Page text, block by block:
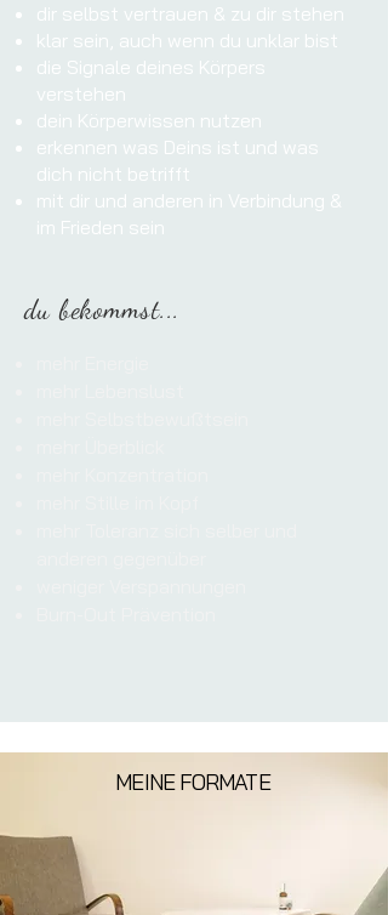
dir selbst vertrauen & zu dir stehen
klar sein, auch wenn du unklar bist
die Signale deines Körpers
verstehen
dein Körperwissen nutzen
erkennen was Deins ist und was
dich nicht betrifft
mit dir und anderen in Verbindung &
im Frieden sein
du bekommst...
MEINE FORMATE